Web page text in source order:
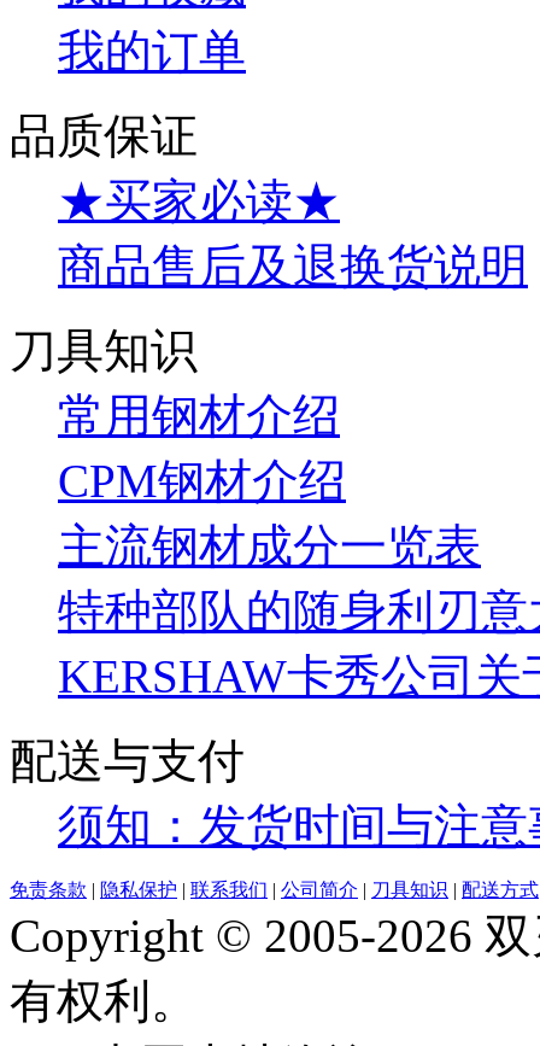
我的订单
品质保证
★买家必读★
商品售后及退换货说明
刀具知识
常用钢材介绍
CPM钢材介绍
主流钢材成分一览表
特种部队的随身利刃
KERSHAW卡秀公司
配送与支付
须知：发货时间与注意
免责条款 | 隐私保护 | 联系我们 | 公司简介 | 刀具知识 | 配送方式
Copyright © 2005-2026
有权利。